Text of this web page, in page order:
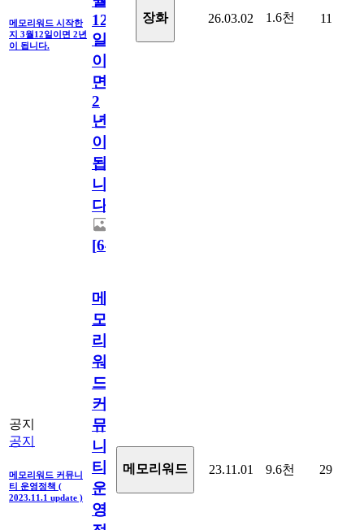
메모리워드 시작한
지 3월12일이면 2년
이 됩니다.
12
일
이
면
2
년
이
됩
니
다.
[64
장화 26.03.02 1.6천 11
공지
공지
메모리워드 커뮤니
티 운영정책 (
2023.11.1 update )
메
모
리
워
드
커
뮤
니
티
운
영
메모리워드 23.11.01 9.6천 29